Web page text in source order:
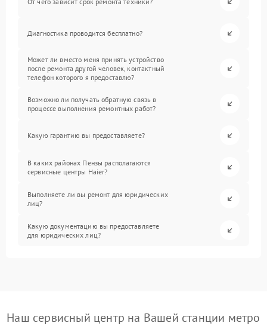
Диагностика проводится бесплатно?
Может ли вместо меня принять устройство
после ремонта другой человек, контактный
телефон которого я предоставлю?
Возможно ли получать обратную связь в
процессе выполнения ремонтных работ?
Какую гарантию вы предоставляете?
В каких районах Пензы располагаются
сервисные центры Haier?
Выполняете ли вы ремонт для юридических
лиц?
Какую документацию вы предоставляете
для юридических лиц?
Наш сервисный центр на Вашей станции метро